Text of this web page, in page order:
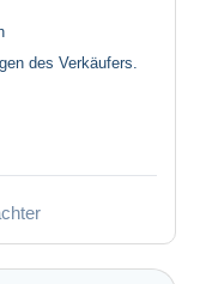
des Verkäufers